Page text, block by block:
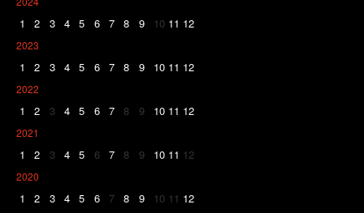
1 2 3 4 5 6 7 8 9 10 11 12
2023
1 2 3 4 5 6 7 8 9 10 11 12
2022
1 2 3 4 5 6 7 8 9 10 11 12
2021
1 2 3 4 5 6 7 8 9 10 11 12
2020
1 2 3 4 5 6 7 8 9 10 11 12